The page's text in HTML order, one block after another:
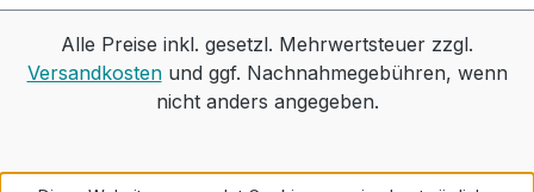
Alle Preise inkl. gesetzl. Mehrwertsteuer zzgl.
Versandkostenund ggf. Nachnahmegebühren, wenn
nicht anders angegeben.